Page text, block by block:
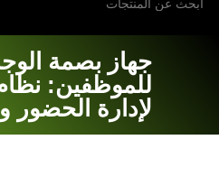
جهاز بصمة
للموظفين:
لإدارة الحضور